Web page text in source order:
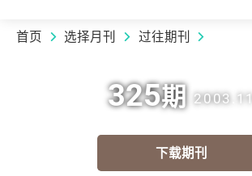
首页 选择月刊 过往期刊
325期 2003.11
下载期刊